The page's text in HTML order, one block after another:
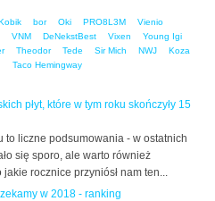
bor Oki PRO8L3M
Vienio
VNM DeNekstBest Vixen
Young Igi
Theodor Tede Sir Mich NWJ
Koza
Taco Hemingway
płyt, które w tym roku skończyły 15
to liczne podsumowania - w ostatnich
się sporo, ale warto również
rocznice przyniósł nam ten...
w 2018 - ranking